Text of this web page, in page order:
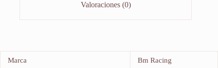
Valoraciones (0)
Marca Bm Racing